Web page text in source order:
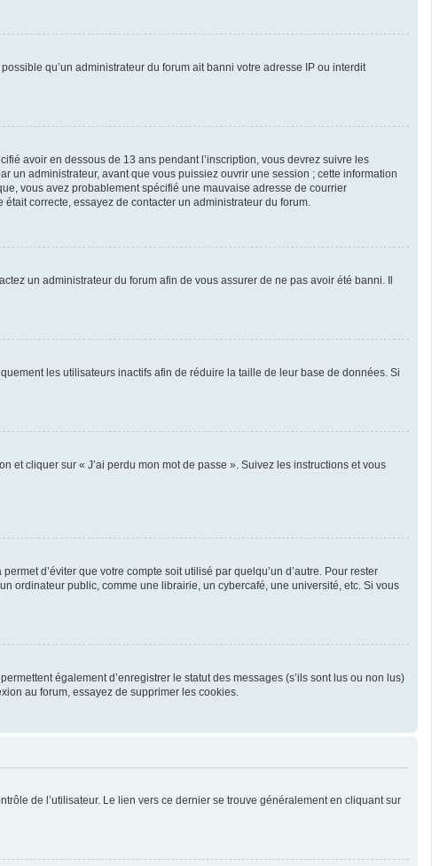
qu’un administrateur du forum ait banni votre adresse IP ou interdit
avoir en dessous de 13 ans pendant l’inscription, vous devrez suivre les
un administrateur, avant que vous puissiez ouvrir une session ; cette information
vous avez probablement spécifié une mauvaise adresse de courrier
correcte, essayez de contacter un administrateur du forum.
un administrateur du forum afin de vous assurer de ne pas avoir été banni. Il
les utilisateurs inactifs afin de réduire la taille de leur base de données. Si
et cliquer sur « J’ai perdu mon mot de passe ». Suivez les instructions et vous
d’éviter que votre compte soit utilisé par quelqu’un d’autre. Pour rester
ordinateur public, comme une librairie, un cybercafé, une université, etc. Si vous
également d’enregistrer le statut des messages (s’ils sont lus ou non lus)
au forum, essayez de supprimer les cookies.
de l’utilisateur. Le lien vers ce dernier se trouve généralement en cliquant sur